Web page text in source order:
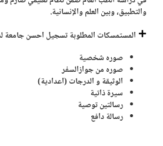
والتطبيق، وبين العلم والإنسانية.
المستمسكات المطلوبة تسجيل احسن جامعة
صوره شخصية
صوره من جوازالسفر
الوثيقة و الدرجات (اعدادية)
سيرة ذاتية
رسالتين توصية
رسالة دافع